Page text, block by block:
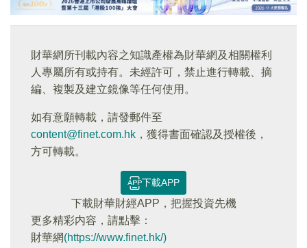
財華網所刊載內容之知識產權為財華網及相關權利
人專屬所有或持有。未經許可，禁止進行轉載、摘
編、複製及建立鏡像等任何使用。
如有意願轉載，請發郵件至
content@finet.com.hk ，獲得書面確認及授權後，
方可轉載。
下載APP
下載財華財經APP，把握投資先機
更多精彩内容，請點擊：
財華網(https://www.finet.hk/)